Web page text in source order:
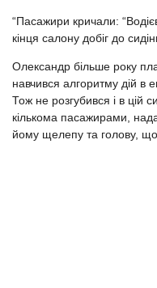
“Пасажири кричали:
кінця салону добіг до
Олександр більше року
навчився алгоритму дій в
Тож не розгубився і в цій
кількома пасажирами,
йому щелепу та голову,